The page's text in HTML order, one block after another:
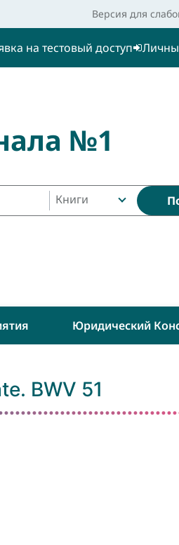
Версия для
на тестовый доступ
№1
Книги
Юридический
BWV 51